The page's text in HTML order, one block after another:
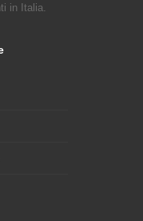
in Italia.